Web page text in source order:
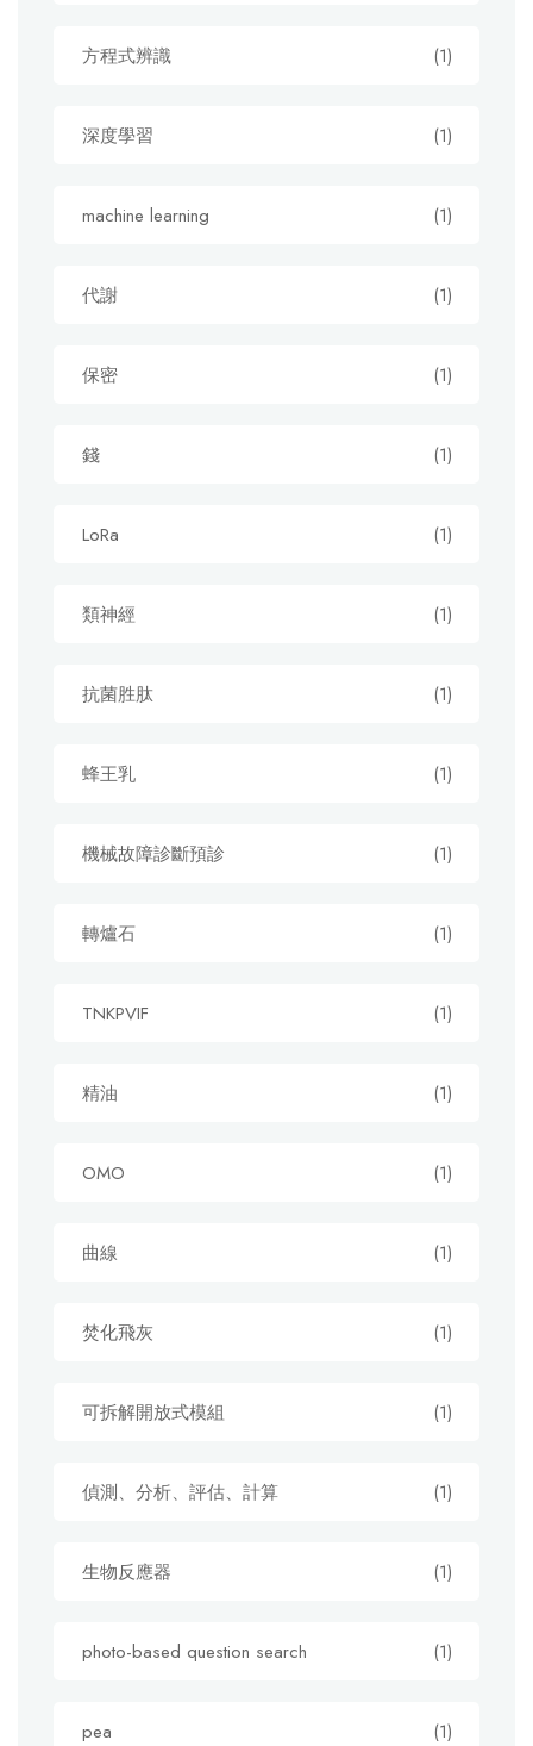
方程式辨識 (1)
深度學習 (1)
machine learning (1)
代謝 (1)
保密 (1)
錢 (1)
LoRa (1)
類神經 (1)
抗菌胜肽 (1)
蜂王乳 (1)
機械故障診斷預診 (1)
轉爐石 (1)
TNKPVIF (1)
精油 (1)
OMO (1)
曲線 (1)
焚化飛灰 (1)
可拆解開放式模組 (1)
偵測、分析、評估、計算 (1)
生物反應器 (1)
photo-based question search (1)
pea (1)